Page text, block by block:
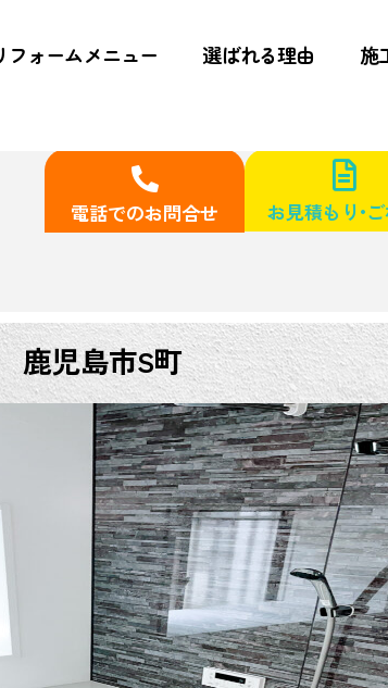
フォームメニュー 選ばれる理由 施
電話でのお問合せ お見積もり•
鹿児島市S町